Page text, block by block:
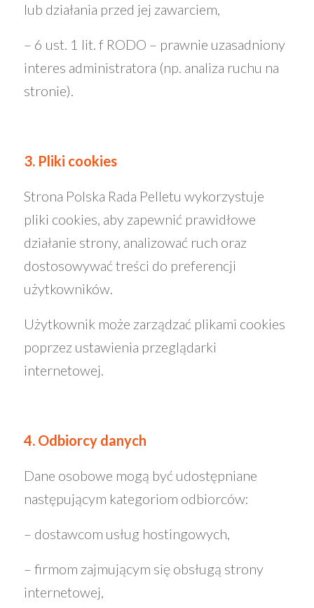
lub działania przed jej zawarciem,
– 6 ust. 1 lit. f RODO – prawnie uzasadniony
interes administratora (np. analiza ruchu na
stronie).
3. Pliki cookies
Strona Polska Rada Pelletu wykorzystuje
pliki cookies, aby zapewnić prawidłowe
działanie strony, analizować ruch oraz
dostosowywać treści do preferencji
użytkowników.
Użytkownik może zarządzać plikami cookies
poprzez ustawienia przeglądarki
internetowej.
4. Odbiorcy danych
Dane osobowe mogą być udostępniane
następującym kategoriom odbiorców:
– dostawcom usług hostingowych,
– firmom zajmującym się obsługą strony
internetowej,